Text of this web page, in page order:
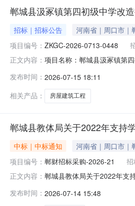
郸城县汲冢镇第四初级中学改
招标｜招标公告 河南省｜周口市｜
项目编号： ZKGC-2026-0713-0448
正文内容： 项目名称：郸城县汲冢镇第
第四初级中学改造提升建设
发布时间： 2026-07-15 18:11
相关产品：
房屋建筑工程
郸城县教体局关于2022年支持
中标｜中标通知 河南省｜周口市｜
项目编号： 郸财招标采购-2026-21 招
正文内容： 郸城县教体局关于2022年支
要技术要求、合同履行日期
发布时间： 2026-07-14 15:48